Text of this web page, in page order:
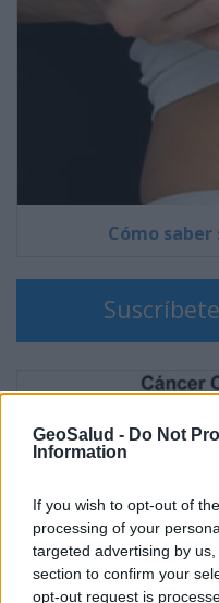
GeoSalud - Do Not
Information
If you wish to opt-out of
processing of your
targeted advertising by
section to confirm your
opt-out request is
Cómo